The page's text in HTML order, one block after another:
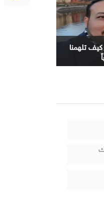
تلهمنا